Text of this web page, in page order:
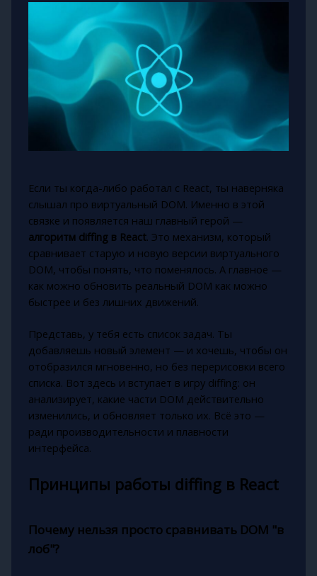
Если ты когда-либо работал с React, ты наверняка
слышал про виртуальный DOM. Именно в этой
связке и появляется наш главный герой —
алгоритм diffing в React. Это механизм, который
сравнивает старую и новую версии виртуального
DOM, чтобы понять, что поменялось. А главное —
как можно обновить реальный DOM как можно
быстрее и без лишних движений.
Представь, у тебя есть список задач. Ты
добавляешь новый элемент — и хочешь, чтобы он
отобразился мгновенно, но без перерисовки всего
списка. Вот здесь и вступает в игру diffing: он
анализирует, какие части DOM действительно
изменились, и обновляет только их. Всё это —
ради производительности и плавности
интерфейса.
Принципы работы diffing в React
Почему нельзя просто сравнивать DOM "в
лоб"?